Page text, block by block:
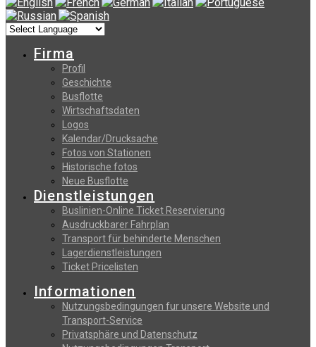
Firma
Profil
Geschichte
Busflotte
Wirtschaftsdaten
Logos
Kalendar/Drucksache
Fotos von Stationen
Historische fotos
Neue Busflotte
Dienstleistungen
Buslinien-Online Ticket Reservierung
Αusdruckbarer Fahrplan
Transport für behinderte Menschen
Lagerdienstleistungen
Ticket Pricelisten
Informationen
Nutzungsbedingungen fur unsere Website und
Transport-Service
Privatsphäre und Datenschutz